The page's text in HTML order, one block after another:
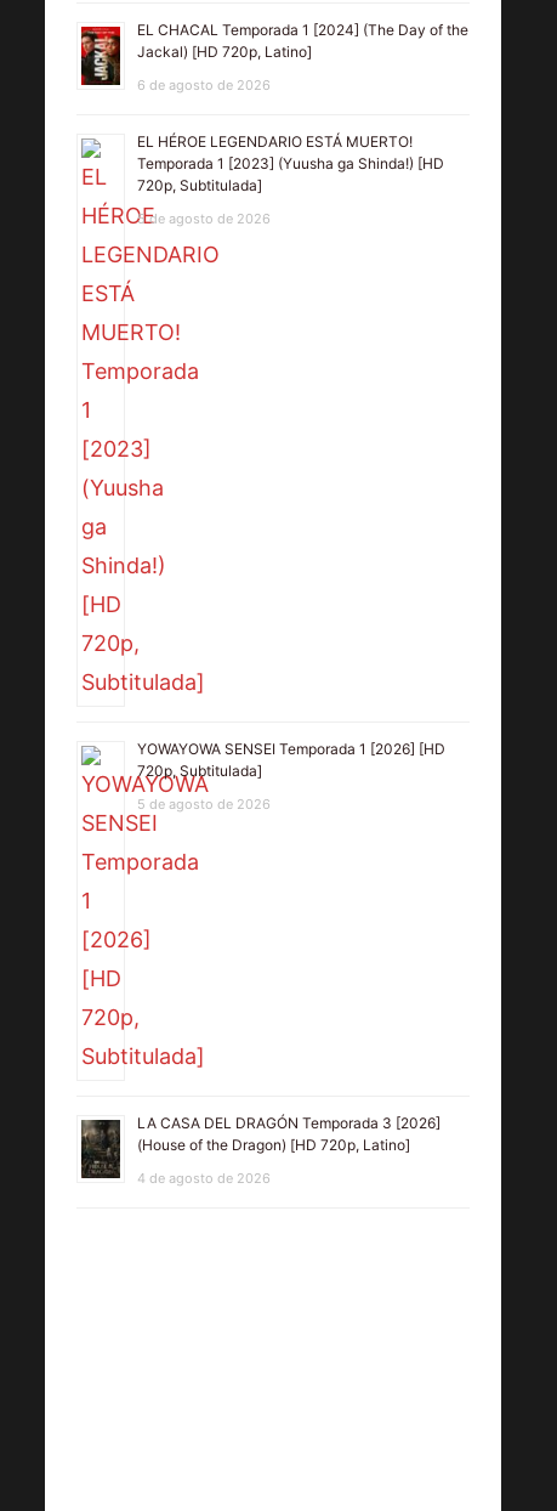
EL CHACAL Temporada 1 [2024] (The Day of the
Jackal) [HD 720p, Latino]
6 de agosto de 2026
EL HÉROE LEGENDARIO ESTÁ MUERTO!
Temporada 1 [2023] (Yuusha ga Shinda!) [HD
720p, Subtitulada]
5 de agosto de 2026
YOWAYOWA SENSEI Temporada 1 [2026] [HD
720p, Subtitulada]
5 de agosto de 2026
LA CASA DEL DRAGÓN Temporada 3 [2026]
(House of the Dragon) [HD 720p, Latino]
4 de agosto de 2026